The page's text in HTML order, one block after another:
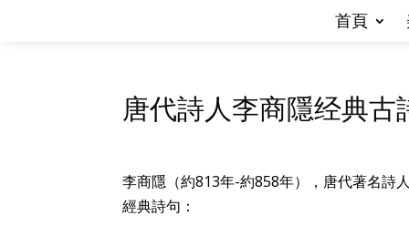
首頁
唐代詩人李商隱经典古
李商隱（約813年-約858年），唐代著名詩
經典詩句：